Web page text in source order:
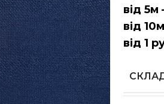
від 5м
від
від 1